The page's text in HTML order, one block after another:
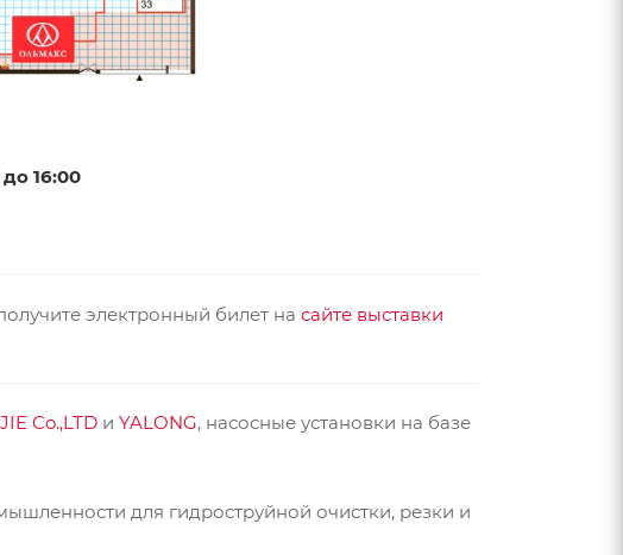
до 16:00
электронный билет на сайте выставки
Co.,LTD и YALONG, насосные установки на базе
для гидроструйной очистки, резки и